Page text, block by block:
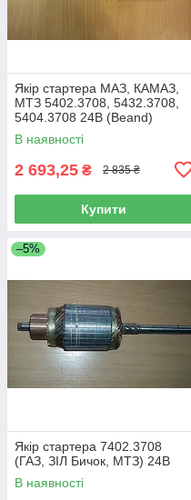
Якір стартера МАЗ, КАМАЗ,
МТЗ 5402.3708, 5432.3708,
5404.3708 24В (Beand)
В наявності
2 693,25 ₴ 2 835 ₴
Купити
–5%
Якір стартера 7402.3708
(ГАЗ, ЗІЛ Бичок, МТЗ) 24В
В наявності